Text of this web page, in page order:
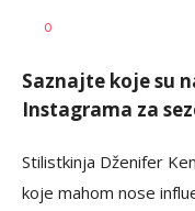
AUTOR
0
Saznajte koje su
Instagrama za
Stilistkinja Dženifer
koje mahom nose